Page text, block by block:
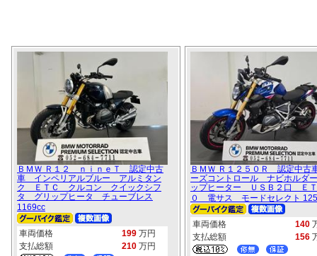
ＢＭＷ Ｒ１２ ｎｉｎｅＴ 認定中古
車 インペリアルブルー アルミタン
ク ＥＴＣ クルコン クイックシフ
タ グリップヒータ チューブレス
1169cc
車両価格 199 万円
支払総額
210 万円
ＢＭＷ Ｒ１２５０Ｒ 認定中
ーズコントロール ナビホルダ
ップヒーター ＵＳＢ２口 Ｅ
０ 電サス モードセレクト
車両価格 140
支払総額
156